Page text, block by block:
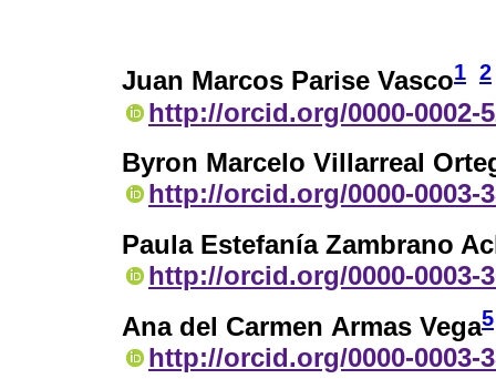
Juan Marcos Parise Vasco1 2
http://orcid.org/0000-0002-
Byron Marcelo Villarreal
http://orcid.org/0000-0003-
Paula Estefanía Zambrano
http://orcid.org/0000-0003-
Ana del Carmen Armas Vega5
http://orcid.org/0000-0003-